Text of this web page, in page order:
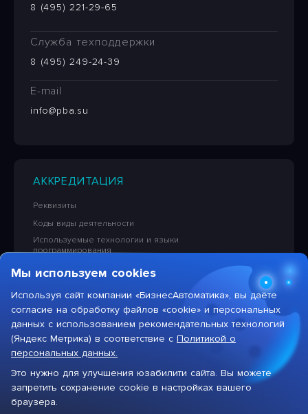
8 (495) 221-29-65
Служба техподдержки
8 (495) 249-24-39
E-mail
info@pba.su
АККРЕДИТАЦИЯ
Реквизиты
Коды виды деятельности
Используемые технологии и языки
программирования
Сведения об исключительных правах на ПО
Лицензионная политика в отношении решений НПЦ
«БизнесАвтоматика»
Тарифы на услуги компании
Цифровая система для автоматизации бизнеса
Мы используем cookies
Используя сайт компании «БизнесАвтоматика», вы даёте
согласие на обработку файлов «cookie» и персональных
данных с использованием рекомендательных технологий
(Яндекс Метрика) в соответствие с Политикой о
персональных данных.
Это нужно для улучшения юзабилити сайта. Вы можете
запретить сохранение cookie в настройках вашего
браузера.